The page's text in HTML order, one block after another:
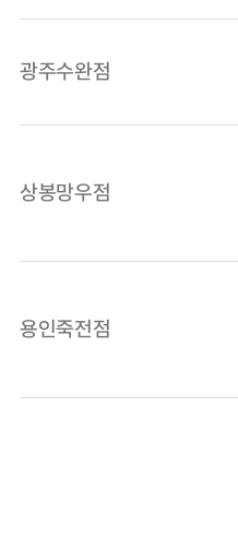
광주수완점
상봉망우점
용인죽전점